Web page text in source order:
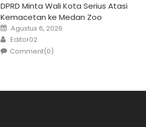
DPRD Minta Wali Kota Serius Atasi
Kemacetan ke Medan Zoo
Posted
on
Agustus 6, 2026
Author
Editor02
Comment(0)